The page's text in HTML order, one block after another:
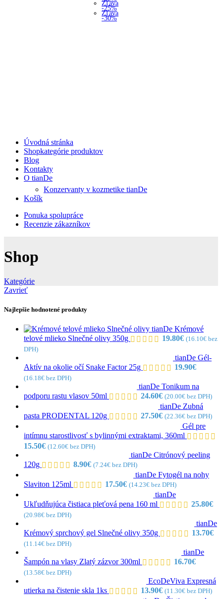
Zľava
-25%
Zľava
-30%
Úvodná stránka
Shopkategórie produktov
Blog
Kontakty
O tianDe
Konzervanty v kozmetike tianDe
Košík
Ponuka spolupráce
Recenzie zákazníkov
Shop
Kategórie
Zavrieť
Najlepšie hodnotené produkty
tianDe Krémové
telové mlieko Slnečné olivy 350g
19.80€ (16.10€ bez
DPH)
tianDe Gél-
Aktív na okolie očí Snake Factor 25g
19.90€
(16.18€ bez DPH)
tianDe Tonikum na
podporu rastu vlasov 50ml
24.60€ (20.00€ bez DPH)
tianDe Zubná
pasta PRODENTAL 120g
27.50€ (22.36€ bez DPH)
Gél pre
intímnu starostlivosť s bylinnými extraktami, 360ml
15.50€ (12.60€ bez DPH)
tianDe Citrónový peeling
120g
8.90€ (7.24€ bez DPH)
tianDe Fytogél na nohy
Slaviton 125ml
17.50€ (14.23€ bez DPH)
tianDe
Ukľudňujúca čistiaca pleťová pena 160 ml
25.80€
(20.98€ bez DPH)
tianDe
Krémový sprchový gel Slnečné olivy 350g
13.70€
(11.14€ bez DPH)
tianDe
Šampón na vlasy Zlatý zázvor 300ml
16.70€
(13.58€ bez DPH)
EcoDeViva Expresná
utierka na čistenie skla 1ks
13.90€ (11.30€ bez DPH)